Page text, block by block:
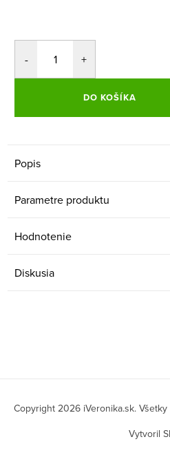
DO KOŠÍKA
Popis
Parametre produktu
Hodnotenie
Diskusia
Vytvoril
Copyright 2026 iVeronika.sk.